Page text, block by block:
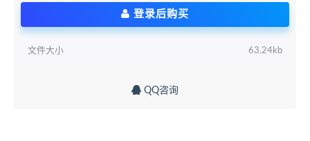
登录后购买
文件大小 63.24kb
QQ咨询